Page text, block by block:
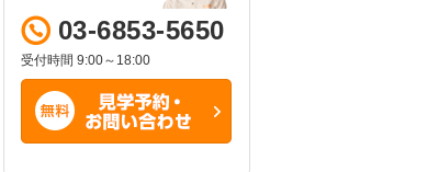
03-6853-5650
受付時間 9:00～18:00